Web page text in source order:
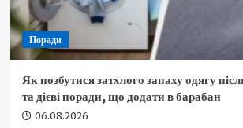
Поради
Як позбутися затхлого запаху одягу
та дієві поради, що додати в барабан
06.08.2026